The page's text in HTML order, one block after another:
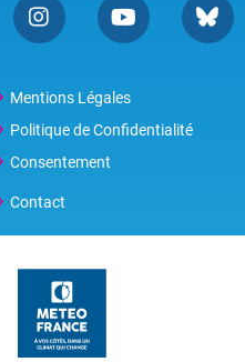
Mentions Légales
Politique de Confidentialité
Consentement
Contact